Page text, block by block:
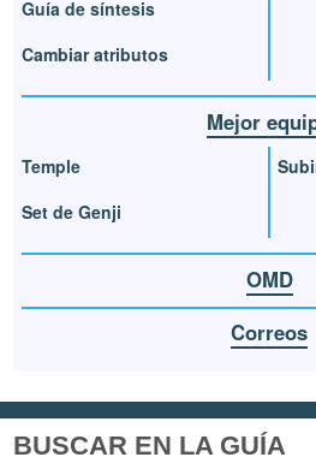
Guía de síntesis
Cambiar atributos
Mejor
Temple
Set de Genji
OMD
Correos
BUSCAR EN LA GUÍA